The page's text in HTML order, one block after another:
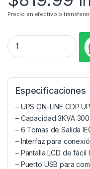
Precio en efectivo o
Especificaciones
– UPS ON-LINE CDP
– Capacidad 3KVA
– 6 Tomas de Salida
– Interfaz para
– Pantalla LCD de fácil
– Puerto USB para